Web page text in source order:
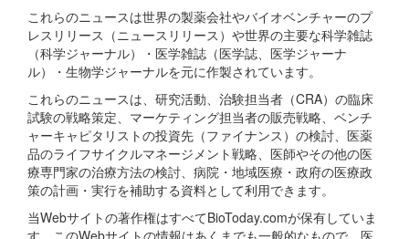
これらのニュースは世界の製薬会社やバイオベンチャーのプ
レスリリース（ニュースリリース）や世界の主要な科学雑誌
（科学ジャーナル）・医学雑誌（医学誌、医学ジャーナ
ル）・生物学ジャーナルを元に作製されています。
これらのニュースは、研究活動、治験担当者（CRA）の臨床
試験の戦略策定、マーケティング担当者の販売戦略、ベンチ
ャーキャピタリストの投資先（ファイナンス）の検討、医薬
品のライフサイクルマネージメント戦略、医師やその他の医
療専門家の治療方法の検討、病院・地域医療・政府の医療政
策の計画・実行を補助する資料として利用できます。
当Webサイトの著作権はすべてBioToday.comが保有していま